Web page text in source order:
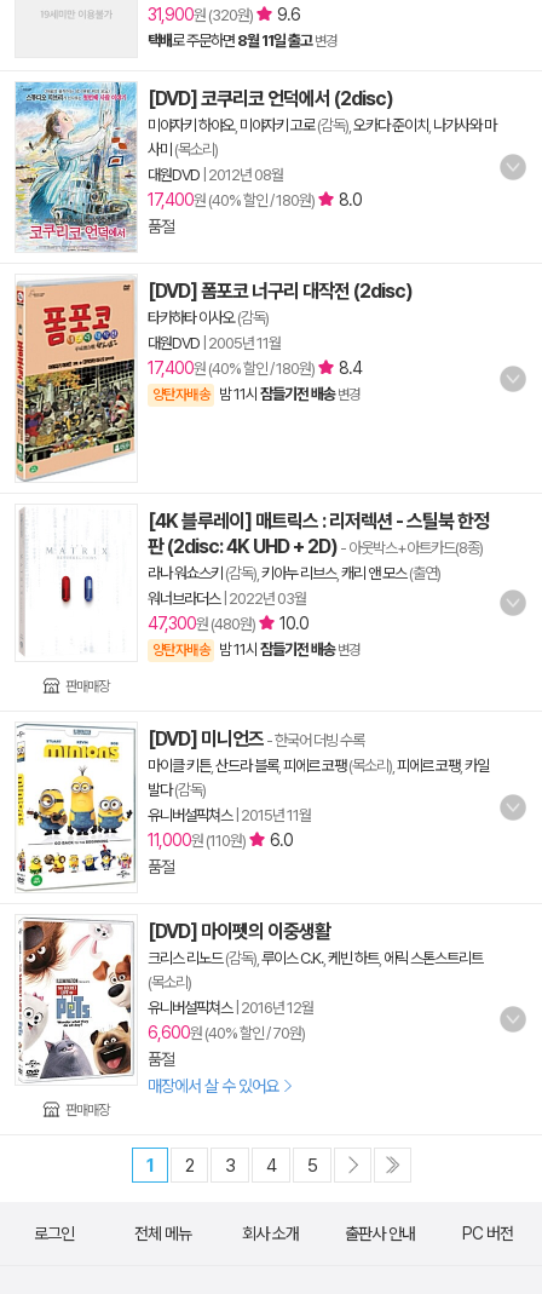
31,900원 (320원) 9.6
택배로 주문하면 8월 11일 출고 변경
[DVD] 코쿠리코 언덕에서 (2disc)
미야자키 하야오, 미야자키 고로(감독), 오카다 준이치 나가사와 마
사미 (목소리)
대원DVD 2012년 08월
17,400원 (40% 할인 / 180원)
8.0
품절
[DVD] 폼포코 너구리 대작전 (2disc)
타카하타 이사오(감독)
대원DVD 2005년 11월
17,400원 (40% 할인 / 180원) 8.4
양탄자배송 밤 11시 잠들기전 배송 변경
판매매장
[4K 블루레이] 매트릭스 : 리저렉션 - 스틸북 한정
판 (2disc: 4K UHD + 2D) - 아웃박스+아트카드(8종)
라나 워쇼스키 (감독), 키아누 리브스, 캐리 앤 모스(출연)
워너브라더스| 2022년 03월
47,300원 (480원) 10.0
양탄자배송 밤 11시 잠들기전 배송 변경
[DVD] 미니언즈 - 한국어 더빙 수록
마이클 키튼, 산드라 블록, 피에르 코팽(목소리), 피에르 코팽, 카일
발다(감독)
유니버설픽쳐스| 2015년 11월
11,000원 (110원)
6.0
품절
판매매장
[DVD] 마이펫의 이중생활
크리스 리노드(감독), 루이스 C.K., 케빈 하트, 에릭 스톤스트리트
(목소리)
유니버설픽쳐스| 2016년 12월
6,600원 (40% 할인 / 70원)
품절
매장에서 살 수 있어요
1 2 3 4 5
로그인 전체 메뉴 회사 소개 출판사 안내 PC 버전